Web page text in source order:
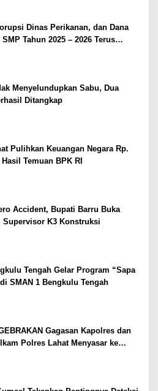
Dinas Perikanan, dan Dana
SMP Tahun 2025 – 2026 Terus
Menyelundupkan Sabu, Dua
Ditangkap
Pulihkan Keuangan Negara Rp.
Temuan BPK RI
Accident, Bupati Barru Buka
Supervisor K3 Konstruksi
Tengah Gelar Program “Sapa
SMAN 1 Bengkulu Tengah
Gagasan Kapolres dan
Polres Lahat Menyasar ke